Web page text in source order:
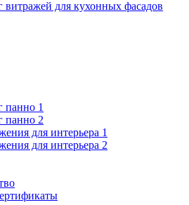
витражей для кухонных фасадов
панно 1
панно 2
для интерьера 1
для интерьера 2